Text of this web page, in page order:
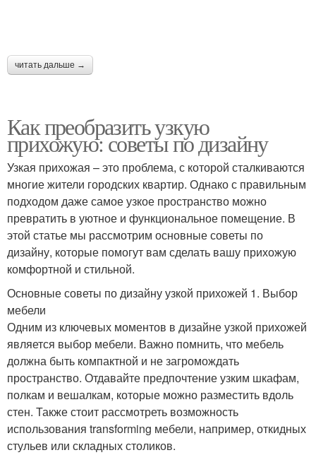
читать дальше →
Как преобразить узкую
прихожую: советы по дизайну
Узкая прихожая – это проблема, с которой сталкиваются
многие жители городских квартир. Однако с правильным
подходом даже самое узкое пространство можно
превратить в уютное и функциональное помещение. В
этой статье мы рассмотрим основные советы по
дизайну, которые помогут вам сделать вашу прихожую
комфортной и стильной.
Основные советы по дизайну узкой прихожей 1. Выбор
мебели
Одним из ключевых моментов в дизайне узкой прихожей
является выбор мебели. Важно помнить, что мебель
должна быть компактной и не загромождать
пространство. Отдавайте предпочтение узким шкафам,
полкам и вешалкам, которые можно разместить вдоль
стен. Также стоит рассмотреть возможность
использования transforming мебели, например, откидных
стульев или складных столиков.